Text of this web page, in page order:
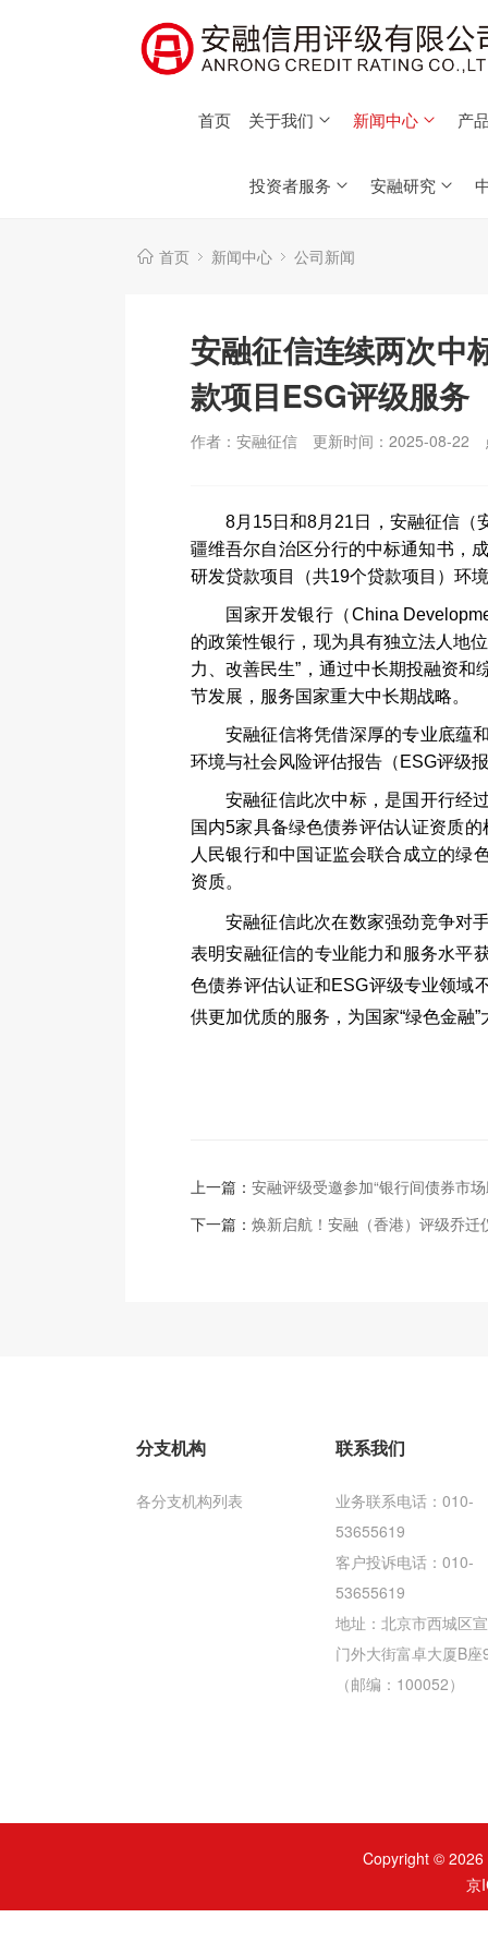
首页 关于我们 新闻中心 产
投资者服务 安融研究
首页 新闻中心 公司新闻
安融征信连续两次中
款项目ESG评级服务
作者：安融征信 更新时间：2025-08-22
8月15日和8月21日，安融征信（
疆维吾尔自治区分行的中标通知书，
研发贷款项目（共19个贷款项目）环
国家开发银行（China
的政策性银行，现为具有独立法人地
力、改善民生”，通过中长期投融资
节发展，服务国家重大中长期战略。
安融征信将凭借深厚的专业底蕴
环境与社会风险评估报告（ ESG评级
安融征信此次中标，是国开行经
国内5家具备绿色债券评估认证资质
人民银行和中国证监会联合成立的绿
资质。
安融征信此次在数家强劲竞争对
表明安融征信的专业能力和服务水平
色债券评估认证和ESG评级专业领域
供更加优质的服务，为国家“绿色金融
上一篇： 安融评级受邀参加“银行间债券市
下一篇： 焕新启航！安融（香港）评级乔
分支机构
各分支机构列表
联系我们
业务联系电话：010-
53655619
客户投诉电话：010-
53655619
地址：北京市西城区
门外大街富卓大厦B座
（邮编：100052）
Copyright © 2026
京